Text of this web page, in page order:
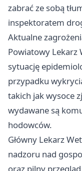
zabrać ze sobą
inspektoratem
Aktualne
Powiatowy Lekarz
sytuację
przypadku
takich jak wysoce
wydawane są
hodowców.
Główny Lekarz
nadzoru nad